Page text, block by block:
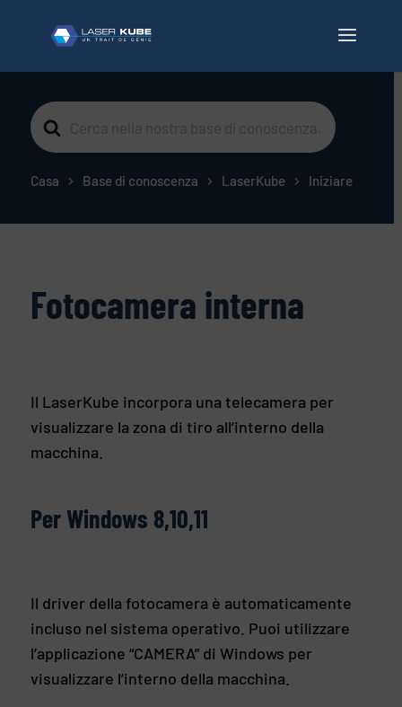
Cerca
per
Casa Base di conoscenza LaserKube Iniziare
Fotocamera interna
Il LaserKube incorpora una telecamera per
visualizzare la zona di tiro all’interno della
macchina.
Per Windows 8,10,11
Il driver della fotocamera è automaticamente
incluso nel sistema operativo. Puoi utilizzare
l’applicazione “CAMERA” di Windows per
visualizzare l’interno della macchina.